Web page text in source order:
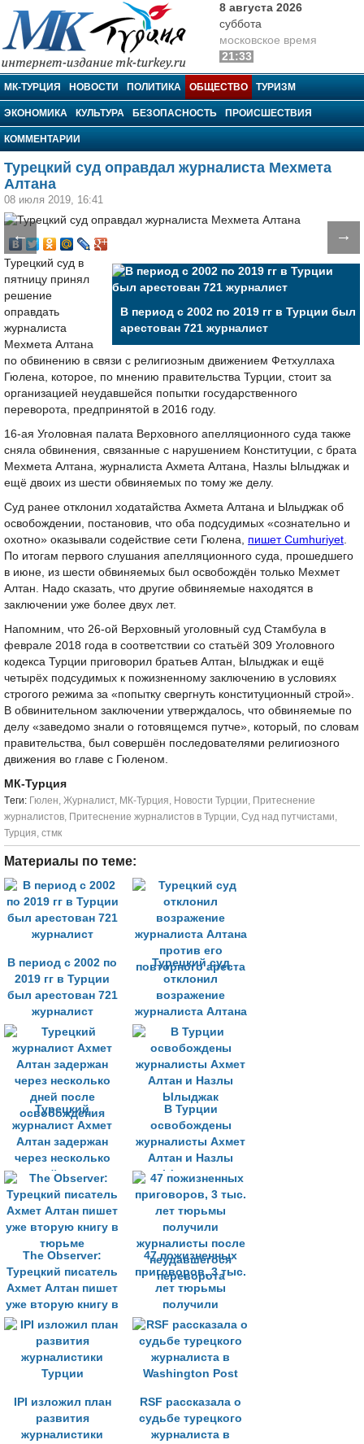
МК-Турция
8 августа 2026
суббота
московское время
21:33
МК-ТУРЦИЯ НОВОСТИ ПОЛИТИКА ОБЩЕСТВО ТУРИЗМ
ЭКОНОМИКА КУЛЬТУРА БЕЗОПАСНОСТЬ ПРОИСШЕСТВИЯ
КОММЕНТАРИИ
Турецкий суд оправдал журналиста Мехмета
Алтана
08 июля 2019, 16:41
← →
В период с 2002 по 2019 гг в Турции был
арестован 721 журналист
Турецкий суд в
пятницу принял
решение
оправдать
журналиста
Мехмета Алтана
по обвинению в связи с религиозным движением Фетхуллаха
Гюлена, которое, по мнению правительства Турции, стоит за
организацией неудавшейся попытки государственного
переворота, предпринятой в 2016 году.
16-ая Уголовная палата Верховного апелляционного суда также
сняла обвинения, связанные с нарушением Конституции, с брата
Мехмета Алтана, журналиста Ахмета Алтана, Назлы Ылыджак и
ещё двоих из шести обвиняемых по тому же делу.
Суд ранее отклонил ходатайства Ахмета Алтана и Ылыджак об
освобождении, постановив, что оба подсудимых «сознательно и
охотно» оказывали содействие сети Гюлена, пишет Cumhuriyet.
По итогам первого слушания апелляционного суда, прошедшего
в июне, из шести обвиняемых был освобождён только Мехмет
Алтан. Надо сказать, что другие обвиняемые находятся в
заключении уже более двух лет.
Напомним, что 26-ой Верховный уголовный суд Стамбула в
феврале 2018 года в соответствии со статьёй 309 Уголовного
кодекса Турции приговорил братьев Алтан, Ылыджак и ещё
четырёх подсудимых к пожизненному заключению в условиях
строгого режима за «попытку свергнуть конституционный строй».
В обвинительном заключении утверждалось, что обвиняемые по
делу «заведомо знали о готовящемся путче», который, по словам
правительства, был совершён последователями религиозного
движения во главе с Гюленом.
МК-Турция
Tеги: Гюлен, Журналист, МК-Турция, Новости Турции, Притеснение
журналистов, Притеснение журналистов в Турции, Суд над путчистами,
Турция, стмк
Материалы по теме:
В период с 2002 по
2019 гг в Турции
был арестован 721
журналист
Турецкий суд
отклонил
возражение
журналиста Алтана
против его
повторного ареста
Турецкий
журналист Ахмет
Алтан задержан
через несколько
дней после
освобождения
В Турции
освобождены
журналисты Ахмет
Алтан и Назлы
Ылыджак
The Observer:
Турецкий писатель
Ахмет Алтан пишет
уже вторую книгу в
тюрьме
47 пожизненных
приговоров, 3 тыс.
лет тюрьмы
получили
журналисты после
неудавшегося
переворота
IPI изложил план
развития
журналистики
RSF рассказала о
судьбе турецкого
журналиста в